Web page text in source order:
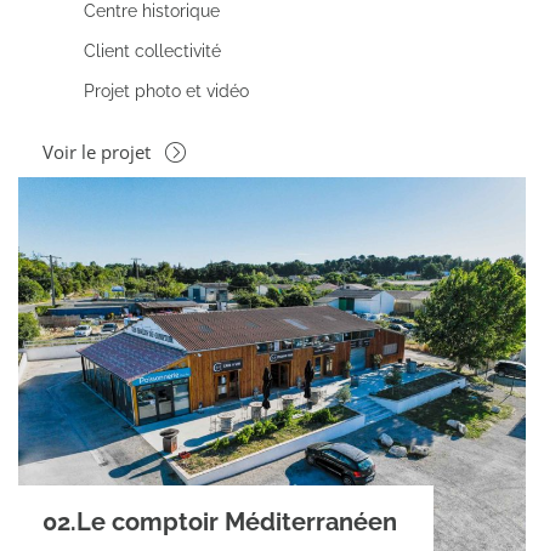
Centre historique
Client collectivité
Projet photo et vidéo
Voir le projet
02.Le comptoir Méditerranéen